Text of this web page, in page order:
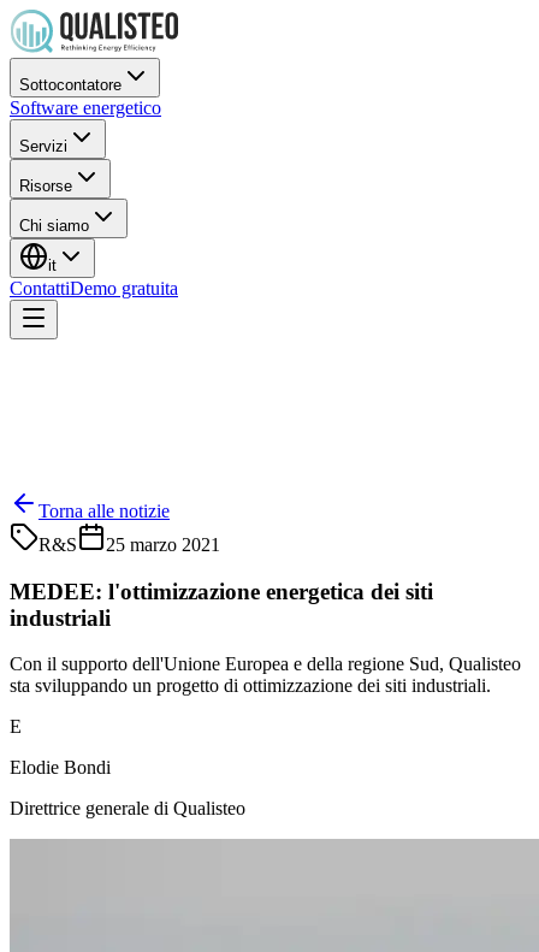
Sottocontatore
Software energetico
Servizi
Risorse
Chi siamo
it
ContattiDemo gratuita
Torna alle notizie
R&S
25 marzo 2021
MEDEE: l'ottimizzazione energetica dei siti
industriali
Con il supporto dell'Unione Europea e della regione Sud, Qualisteo
sta sviluppando un progetto di ottimizzazione dei siti industriali.
E
Elodie Bondi
Direttrice generale di Qualisteo